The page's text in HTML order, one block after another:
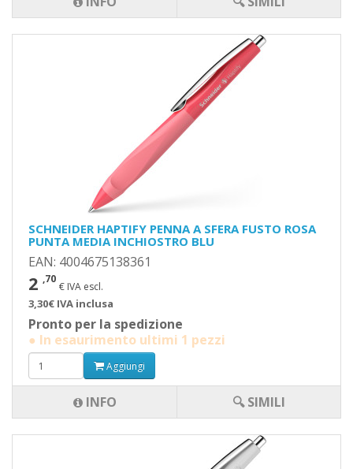
SCHNEIDER HAPTIFY PENNA A SFERA FUSTO ROSA
PUNTA MEDIA INCHIOSTRO BLU
EAN: 4004675138361
2 ,70
€ IVA escl.
3,30€ IVA inclusa
Pronto per la spedizione
● In esaurimento ultimi 1 pezzi
Aggiungi
INFO 🔍 SIMILI